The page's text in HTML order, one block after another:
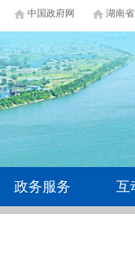
中国政府网 湖南
政务服务 互